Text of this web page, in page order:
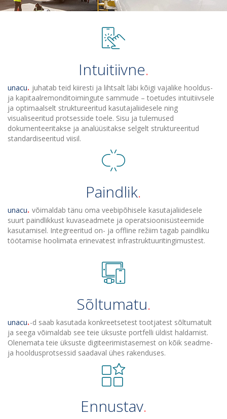
Intuitiivne
unacu juhatab teid kiiresti ja lihtsalt läbi kõigi vajalike hooldus-
ja kapitaalremonditoimingute sammude – toetudes intuitiivsele
ja optimaalselt struktureeritud kasutajaliidesele ning
visualiseeritud protsesside toele. Sisu ja tulemused
dokumenteeritakse ja analüüsitakse selgelt struktureeritud
standardiseeritud viisil.
Paindlik
unacu võimaldab tänu oma veebipõhisele kasutajaliidesele
suurt paindlikkust kuvaseadmete ja operatsioonisüsteemide
kasutamisel. Integreeritud on- ja offline režiim tagab paindliku
töötamise hoolimata erinevatest infrastruktuuritingimustest.
Sõltumatu
unacu -d saab kasutada konkreetsetest tootjatest sõltumatult
ja seega võimaldab see teie üksuste portfelli üldist haldamist.
Olenemata teie üksuste digiteerimistasemest on kõik seadme-
ja hooldusprotsessid saadaval ühes rakenduses.
Ennustav